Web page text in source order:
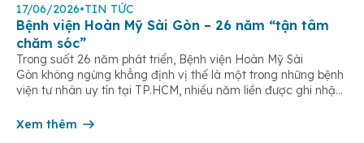
17/06/2026•TIN TỨC
Bệnh viện Hoàn Mỹ Sài Gòn – 26 năm “tận tâm
chăm sóc”
Trong suốt 26 năm phát triển, Bệnh viện Hoàn Mỹ Sài
Gòn không ngừng khẳng định vị thế là một trong những bệnh
viện tư nhân uy tín tại TP.HCM, nhiều năm liền được ghi nhận
tiêu chí đánh giá của Bộ y tế. Điều tạo nên giá trị của […]
Xem thêm